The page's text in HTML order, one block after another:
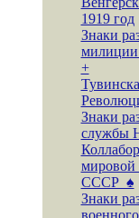
1919 год
Знаки
милиции
+
Знаки
службы
мировой
СССР ♠
Знаки